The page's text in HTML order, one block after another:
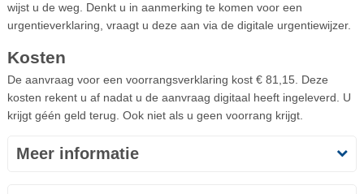
wijst u de weg. Denkt u in aanmerking te komen voor een
urgentieverklaring, vraagt u deze aan via de digitale urgentiewijzer.
Kosten
De aanvraag voor een voorrangsverklaring kost € 81,15. Deze
kosten rekent u af nadat u de aanvraag digitaal heeft ingeleverd. U
krijgt géén geld terug. Ook niet als u geen voorrang krijgt.
Meer informatie